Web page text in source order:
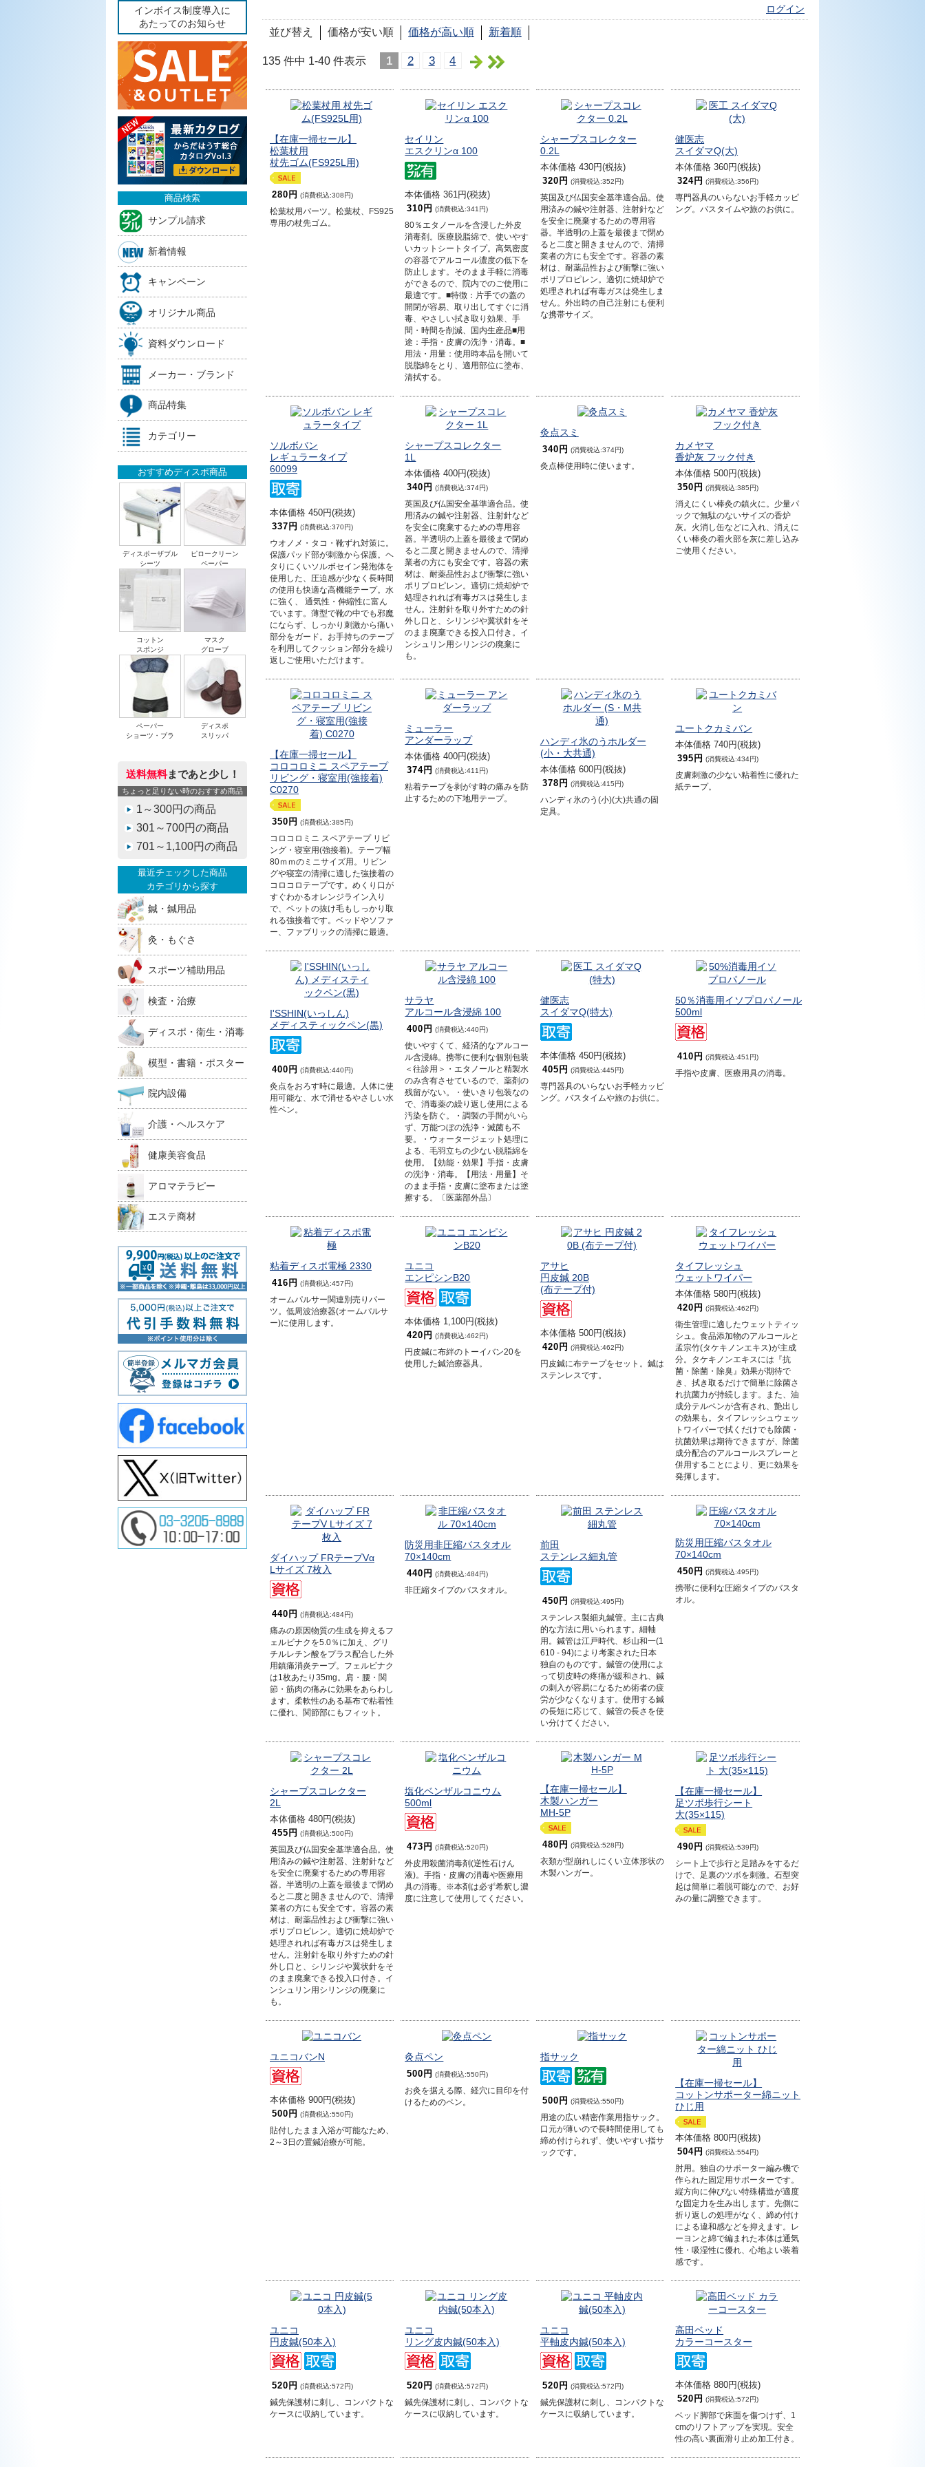
インボイス制度導入に
あたってのお知らせ
商品検索
サンプル請求
新着情報
キャンペーン
オリジナル商品
資料ダウンロード
メーカー・ブランド
商品特集
カテゴリー
おすすめディスポ商品
ディスポーザブル
シーツ
ピロークリーン
ペーパー
コットン
スポンジ
マスク
グローブ
ペーパー
ショーツ・ブラ
ディスポ
スリッパ
送料無料まであと少し！
ちょっと足りない時のおすすめ商品
1～300円の商品
301～700円の商品
701～1,100円の商品
最近チェックした商品
カテゴリから探す
鍼・鍼用品
灸・もぐさ
スポーツ補助用品
検査・治療
ディスポ・衛生・消毒
模型・書籍・ポスター
院内設備
介護・ヘルスケア
健康美容食品
アロマテラピー
エステ商材
ログイン
並び替え 価格が安い順 価格が高い順 新着順
135 件中 1-40 件表示 1 2 3 4
【在庫一掃セール】
松葉杖用
杖先ゴム(FS925L用)
280円 (消費税込:308円)
松葉杖用パーツ。松葉杖、FS925
専用の杖先ゴム。
セイリン
エスクリンα 100
本体価格 361円(税抜)
310円 (消費税込:341円)
80％エタノールを含浸した外皮
消毒剤。医療脱脂綿で、使いやす
いカットシートタイプ。高気密度
の容器でアルコール濃度の低下を
防止します。そのまま手軽に消毒
ができるので、院内でのご使用に
最適です。■特徴：片手での蓋の
開閉が容易、取り出してすぐに消
毒、やさしい拭き取り効果、手
間・時間を削減、国内生産品■用
途：手指・皮膚の洗浄・消毒。■
用法・用量：使用時本品を開いて
脱脂綿をとり、適用部位に塗布、
清拭する。
シャープスコレクター
0.2L
本体価格 430円(税抜)
320円 (消費税込:352円)
英国及び仏国安全基準適合品。使
用済みの鍼や注射器、注射針など
を安全に廃棄するための専用容
器。半透明の上蓋を最後まで閉め
ると二度と開きませんので、清掃
業者の方にも安全です。容器の素
材は、耐薬品性および衝撃に強い
ポリプロピレン。適切に焼却炉で
処理されれば有毒ガスは発生しま
せん。外出時の自己注射にも便利
な携帯サイズ。
健医志
スイダマQ(大)
本体価格 360円(税抜)
324円 (消費税込:356円)
専門器具のいらないお手軽カッピ
ング。バスタイムや旅のお供に。
ソルボバン
レギュラータイプ
60099
本体価格 450円(税抜)
337円 (消費税込:370円)
ウオノメ・タコ・靴ずれ対策に。
保護パッド部が刺激から保護。ヘ
タりにくいソルボセイン発泡体を
使用した、圧迫感が少なく長時間
の使用も快適な高機能テープ。水
に強く、 通気性・伸縮性に富ん
でいます。薄型で靴の中でも邪魔
にならず、しっかり刺激から痛い
部分をガード。お手持ちのテープ
を利用してクッション部分を繰り
返しご使用いただけます。
シャープスコレクター
1L
本体価格 400円(税抜)
340円 (消費税込:374円)
英国及び仏国安全基準適合品。使
用済みの鍼や注射器、注射針など
を安全に廃棄するための専用容
器。半透明の上蓋を最後まで閉め
ると二度と開きませんので、清掃
業者の方にも安全です。容器の素
材は、耐薬品性および衝撃に強い
ポリプロピレン。適切に焼却炉で
処理されれば有毒ガスは発生しま
せん。注射針を取り外すための針
外し口と、シリンジや翼状針をそ
のまま廃棄できる投入口付き。イ
ンシュリン用シリンジの廃棄に
も。
灸点スミ
340円 (消費税込:374円)
灸点棒使用時に使います。
カメヤマ
香炉灰 フック付き
本体価格 500円(税抜)
350円 (消費税込:385円)
消えにくい棒灸の鎮火に。少量パ
ックで無駄のないサイズの香炉
灰。火消し缶などに入れ、消えに
くい棒灸の着火部を灰に差し込み
ご使用ください。
【在庫一掃セール】
コロコロミニ スペアテープ
リビング・寝室用(強接着)
C0270
350円 (消費税込:385円)
コロコロミニ スペアテープ リビ
ング・寝室用(強接着)。テープ幅
80ｍｍのミニサイズ用。リビン
グや寝室の清掃に適した強接着の
コロコロテープです。めくり口が
すぐわかるオレンジライン入り
で、ペットの抜け毛もしっかり取
れる強接着です。ベッドやソファ
ー、ファブリックの清掃に最適。
ミューラー
アンダーラップ
本体価格 400円(税抜)
374円 (消費税込:411円)
粘着テープを剥がす時の痛みを防
止するための下地用テープ。
ハンディ氷のうホルダー
(小・大共通)
本体価格 600円(税抜)
378円 (消費税込:415円)
ハンディ氷のう(小)(大)共通の固
定具。
ユートクカミバン
本体価格 740円(税抜)
395円 (消費税込:434円)
皮膚刺激の少ない粘着性に優れた
紙テープ。
I'SSHIN(いっしん)
メディスティックペン(黒)
400円 (消費税込:440円)
灸点をおろす時に最適。人体に使
用可能な、水で消せるやさしい水
性ペン。
サラヤ
アルコール含浸綿 100
400円 (消費税込:440円)
使いやすくて、経済的なアルコー
ル含浸綿。携帯に便利な個別包装
＜往診用＞・エタノールと精製水
のみ含有させているので、薬剤の
残留がない。・使いきり包装なの
で、消毒薬の繰り返し使用による
汚染を防ぐ。・調製の手間がいら
ず、万能つぼの洗浄・滅菌も不
要。・ウォータージェット処理に
よる、毛羽立ちの少ない脱脂綿を
使用。【効能・効果】手指・皮膚
の洗浄・消毒。【用法・用量】そ
のまま手指・皮膚に塗布または塗
擦する。〔医薬部外品〕
健医志
スイダマQ(特大)
本体価格 450円(税抜)
405円 (消費税込:445円)
専門器具のいらないお手軽カッピ
ング。バスタイムや旅のお供に。
50％消毒用イソプロパノール
500ml
410円 (消費税込:451円)
手指や皮膚、医療用具の消毒。
粘着ディスポ電極 2330
416円 (消費税込:457円)
オームパルサー関連別売りパー
ツ。低周波治療器(オームパルサ
ー)に使用します。
ユニコ
エンピシンB20
本体価格 1,100円(税抜)
420円 (消費税込:462円)
円皮鍼に布絆のトーイバン20を
使用した鍼治療器具。
アサヒ
円皮鍼 20B
(布テープ付)
本体価格 500円(税抜)
420円 (消費税込:462円)
円皮鍼に布テープをセット。鍼は
ステンレスです。
タイフレッシュ
ウェットワイパー
本体価格 580円(税抜)
420円 (消費税込:462円)
衛生管理に適したウェットティッ
シュ。食品添加物のアルコールと
孟宗竹(タケキノンエキス)が主成
分。タケキノンエキスには『抗
菌・除菌・除臭』効果が期待で
き、拭き取るだけで簡単に除菌さ
れ抗菌力が持続します。また、油
成分テルペンが含有され、艶出し
の効果も。タイフレッシュウェッ
トワイパーで拭くだけでも除菌・
抗菌効果は期待できますが、除菌
成分配合のアルコールスプレーと
併用することにより、更に効果を
発揮します。
ダイハップ FRテープVα
Lサイズ 7枚入
440円 (消費税込:484円)
痛みの原因物質の生成を抑えるフ
ェルビナクを5.0％に加え、グリ
チルレチン酸をプラス配合した外
用鎮痛消炎テープ。フェルビナク
は1枚あたり35mg。肩・腰・関
節・筋肉の痛みに効果をあらわし
ます。柔軟性のある基布で粘着性
に優れ、関節部にもフィット。
防災用非圧縮バスタオル
70×140cm
440円 (消費税込:484円)
非圧縮タイプのバスタオル。
前田
ステンレス細丸管
450円 (消費税込:495円)
ステンレス製細丸鍼管。主に古典
的な方法に用いられます。細軸
用。鍼管は江戸時代、杉山和一(1
610 - 94)により考案された日本
独自のものです。鍼管の使用によ
って切皮時の疼痛が緩和され、鍼
の刺入が容易になるため術者の疲
労が少なくなります。使用する鍼
の長短に応じて、鍼管の長さを使
い分けてください。
防災用圧縮バスタオル
70×140cm
450円 (消費税込:495円)
携帯に便利な圧縮タイプのバスタ
オル。
シャープスコレクター
2L
本体価格 480円(税抜)
455円 (消費税込:500円)
英国及び仏国安全基準適合品。使
用済みの鍼や注射器、注射針など
を安全に廃棄するための専用容
器。半透明の上蓋を最後まで閉め
ると二度と開きませんので、清掃
業者の方にも安全です。容器の素
材は、耐薬品性および衝撃に強い
ポリプロピレン。適切に焼却炉で
処理されれば有毒ガスは発生しま
せん。注射針を取り外すための針
外し口と、シリンジや翼状針をそ
のまま廃棄できる投入口付き。イ
ンシュリン用シリンジの廃棄に
も。
塩化ベンザルコニウム
500ml
473円 (消費税込:520円)
外皮用殺菌消毒剤(逆性石けん
液)。手指・皮膚の消毒や医療用
具の消毒。※本剤は必ず希釈し濃
度に注意して使用してください。
【在庫一掃セール】
木製ハンガー
MH-5P
480円 (消費税込:528円)
衣類が型崩れしにくい立体形状の
木製ハンガー。
【在庫一掃セール】
足ツボ歩行シート
大(35×115)
490円 (消費税込:539円)
シート上で歩行と足踏みをするだ
けで、足裏のツボを刺激。石型突
起は簡単に着脱可能なので、お好
みの量に調整できます。
ユニコバンN
本体価格 900円(税抜)
500円 (消費税込:550円)
貼付したまま入浴が可能なため、
2～3日の置鍼治療が可能。
灸点ペン
500円 (消費税込:550円)
お灸を据える際、経穴に目印を付
けるためのペン。
指サック
500円 (消費税込:550円)
用途の広い精密作業用指サック。
口元が薄いので長時間使用しても
締め付けられず、使いやすい指サ
ックです。
【在庫一掃セール】
コットンサポーター綿ニット
ひじ用
本体価格 800円(税抜)
504円 (消費税込:554円)
肘用。独自のサポーター編み機で
作られた固定用サポーターです。
縦方向に伸びない特殊構造が適度
な固定力を生み出します。先側に
折り返しの処理がなく、締め付け
による違和感などを抑えます。レ
ーヨンと綿で編まれた本体は通気
性・吸湿性に優れ、心地よい装着
感です。
ユニコ
円皮鍼(50本入)
520円 (消費税込:572円)
鍼先保護材に刺し、コンパクトな
ケースに収納しています。
ユニコ
リング皮内鍼(50本入)
520円 (消費税込:572円)
鍼先保護材に刺し、コンパクトな
ケースに収納しています。
ユニコ
平軸皮内鍼(50本入)
520円 (消費税込:572円)
鍼先保護材に刺し、コンパクトな
ケースに収納しています。
高田ベッド
カラーコースター
本体価格 880円(税抜)
520円 (消費税込:572円)
ベッド脚部で床面を傷つけず、1
cmのリフトアップを実現。安全
性の高い裏面滑り止め加工付き。